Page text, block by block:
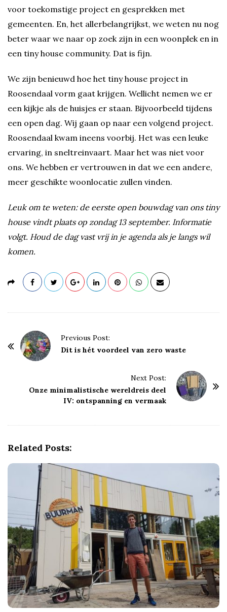
voor toekomstige project en gesprekken met
gemeenten. En, het allerbelangrijkst, we weten nu nog
beter waar we naar op zoek zijn in een woonplek en in
een tiny house community. Dat is fijn.
We zijn benieuwd hoe het tiny house project in
Roosendaal vorm gaat krijgen. Wellicht nemen we er
een kijkje als de huisjes er staan. Bijvoorbeeld tijdens
een open dag. Wij gaan op naar een volgend project.
Roosendaal kwam ineens voorbij. Het was een leuke
ervaring, in sneltreinvaart. Maar het was niet voor
ons. We hebben er vertrouwen in dat we een andere,
meer geschikte woonlocatie zullen vinden.
Leuk om te weten: de eerste open bouwdag van ons tiny
house vindt plaats op zondag 13 september. Informatie
volgt. Houd de dag vast vrij in je agenda als je langs wil
komen.
Previous Post:
Dit is hét voordeel van zero waste
Next Post:
Onze minimalistische wereldreis deel
IV: ontspanning en vermaak
Related Posts: